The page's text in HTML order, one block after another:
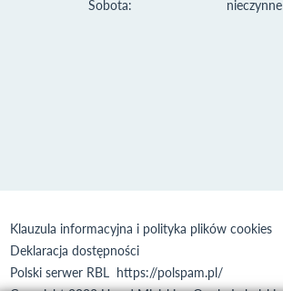
Sobota:
nieczynne
Klauzula informacyjna i polityka plików cookies
Deklaracja dostępności
Polski serwer RBL https://polspam.pl/